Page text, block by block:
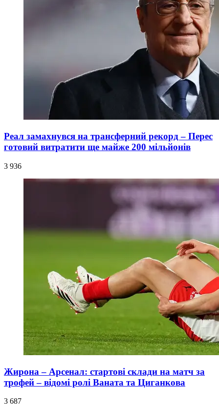
Реал замахнувся на трансферний рекорд – Перес
готовий витратити ще майже 200 мільйонів
3 936
Жирона – Арсенал: стартові склади на матч за
трофей – відомі ролі Ваната та Циганкова
3 687